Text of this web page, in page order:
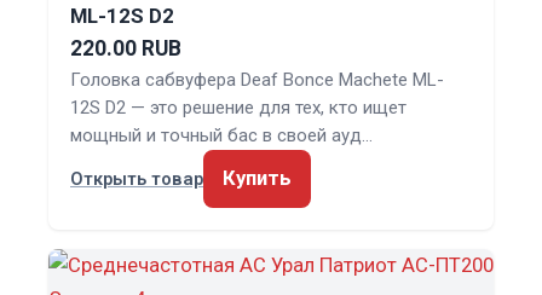
ML-12S D2
220.00 RUB
Головка сабвуфера Deaf Bonce Machete ML-
12S D2 — это решение для тех, кто ищет
мощный и точный бас в своей ауд…
Открыть товар
Купить